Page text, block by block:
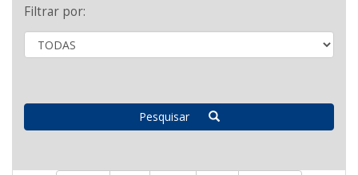
Filtrar por:
Pesquisar